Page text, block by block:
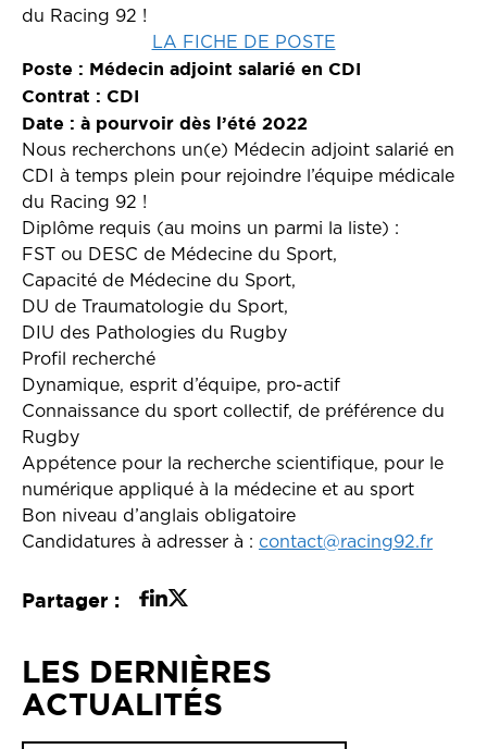
du Racing 92 !
LA FICHE DE POSTE
Poste : Médecin adjoint salarié en CDI
Contrat : CDI
Date : à pourvoir dès l’été 2022
Nous recherchons un(e) Médecin adjoint salarié en
CDI à temps plein pour rejoindre l’équipe médicale
du Racing 92 !
Diplôme requis (au moins un parmi la liste) :
FST ou DESC de Médecine du Sport,
Capacité de Médecine du Sport,
DU de Traumatologie du Sport,
DIU des Pathologies du Rugby
Profil recherché
Dynamique, esprit d’équipe, pro-actif
Connaissance du sport collectif, de préférence du
Rugby
Appétence pour la recherche scientifique, pour le
numérique appliqué à la médecine et au sport
Bon niveau d’anglais obligatoire
Candidatures à adresser à : contact@racing92.fr
Partager :
LES DERNIÈRES
ACTUALITÉS